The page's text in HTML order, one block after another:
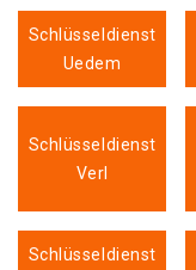
Schlüsseldienst
Uedem
Schlüsseldienst
Verl
Schlüsseldienst